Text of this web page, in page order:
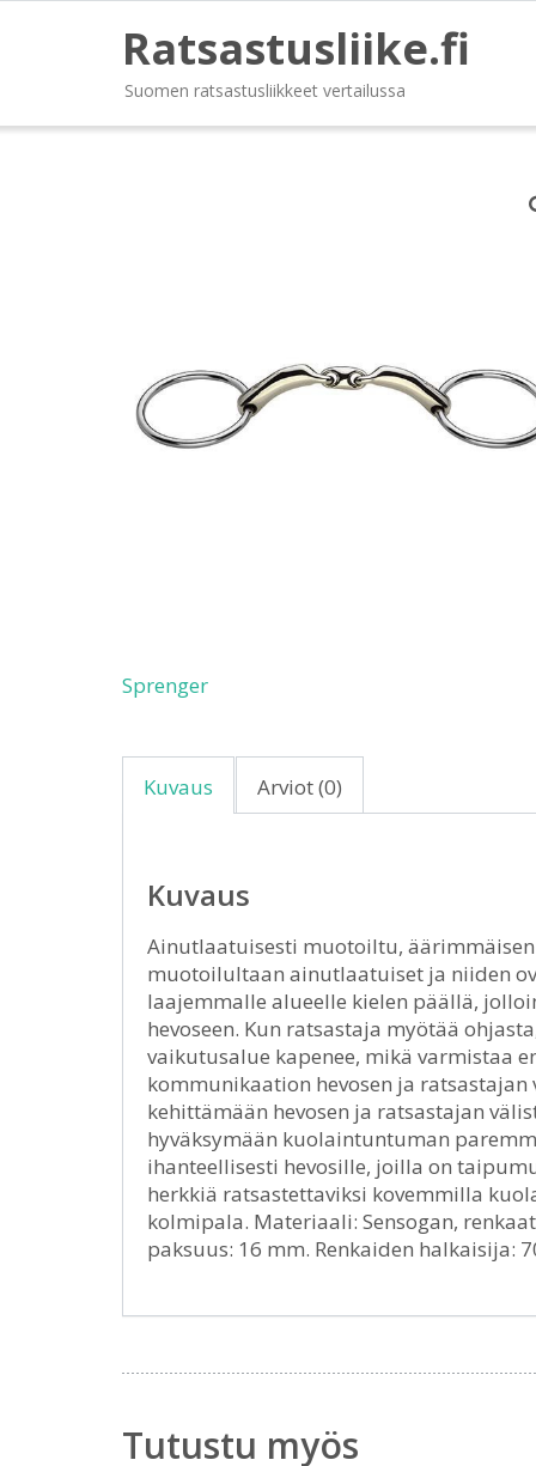
Ratsastusliike.fi
Suomen ratsastusliikkeet vertailussa
Sprenger
Kuvaus Arviot (0)
Kuvaus
Ainutlaatuisesti muotoiltu,
muotoilultaan ainutlaatuiset ja niiden
laajemmalle alueelle kielen päällä,
hevoseen. Kun ratsastaja myötää
vaikutusalue kapenee, mikä varmistaa
kommunikaation hevosen ja
kehittämään hevosen ja ratsastajan
hyväksymään kuolaintuntuman
ihanteellisesti hevosille, joilla on
herkkiä ratsastettaviksi kovemmilla
kolmipala. Materiaali: Sensogan,
paksuus: 16 mm. Renkaiden halkaisija:
Tutustu myös